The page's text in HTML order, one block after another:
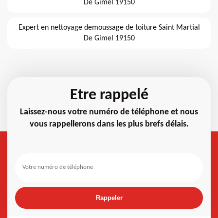
De Gimel 19150
Expert en nettoyage demoussage de toiture Saint Martial
De Gimel 19150
Etre rappelé
Laissez-nous votre numéro de téléphone et nous
vous rappellerons dans les plus brefs délais.